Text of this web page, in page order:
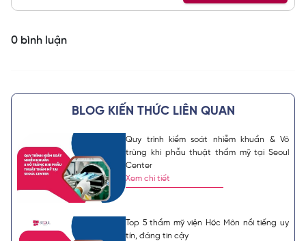
0 bình luận
BLOG KIẾN THỨC LIÊN QUAN
Quy trình kiểm soát nhiễm khuẩn & Vô
trùng khi phẫu thuật thẩm mỹ tại Seoul
Center
Xem chi tiết
Top 5 thẩm mỹ viện Hóc Môn nổi tiếng uy
tín, đáng tin cậy